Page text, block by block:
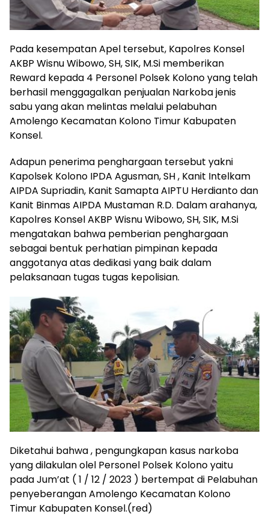
Pada kesempatan Apel tersebut, Kapolres Konsel
AKBP Wisnu Wibowo, SH, SIK, M.Si memberikan
Reward kepada 4 Personel Polsek Kolono yang telah
berhasil menggagalkan penjualan Narkoba jenis
sabu yang akan melintas melalui pelabuhan
Amolengo Kecamatan Kolono Timur Kabupaten
Konsel.
Adapun penerima penghargaan tersebut yakni
Kapolsek Kolono IPDA Agusman, SH , Kanit Intelkam
AIPDA Supriadin, Kanit Samapta AIPTU Herdianto dan
Kanit Binmas AIPDA Mustaman R.D. Dalam arahanya,
Kapolres Konsel AKBP Wisnu Wibowo, SH, SIK, M.Si
mengatakan bahwa pemberian penghargaan
sebagai bentuk perhatian pimpinan kepada
anggotanya atas dedikasi yang baik dalam
pelaksanaan tugas tugas kepolisian.
Diketahui bahwa , pengungkapan kasus narkoba
yang dilakulan olel Personel Polsek Kolono yaitu
pada Jum’at ( 1 / 12 / 2023 ) bertempat di Pelabuhan
penyeberangan Amolengo Kecamatan Kolono
Timur Kabupaten Konsel.(red)